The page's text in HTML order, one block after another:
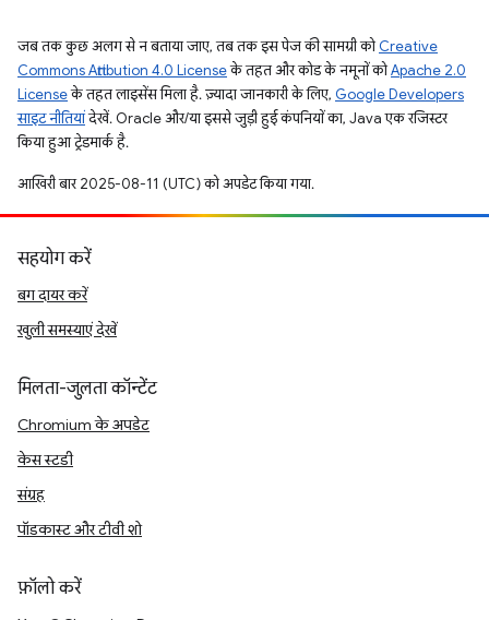
जब तक कुछ अलग से न बताया जाए, तब तक इस पेज की सामग्री कोCreative
Commons Attribution 4.0 Licenseके तहत और कोड के नमूनों कोApache 2.0
Licenseके तहत लाइसेंस मिला है. ज़्यादा जानकारी के लिए, Google Developers
साइट नीतियांदेखें. Oracle और/या इससे जुड़ी हुई कंपनियों का, Java एक रजिस्टर
किया हुआ ट्रेडमार्क है.
आखिरी बार 2025-08-11 (UTC) को अपडेट किया गया.
सहयोग करें
बग दायर करें
खुली समस्याएं देखें
मिलता-जुलता कॉन्टेंट
Chromium के अपडेट
केस स्टडी
संग्रह
पॉडकास्ट और टीवी शो
फ़ॉलो करें